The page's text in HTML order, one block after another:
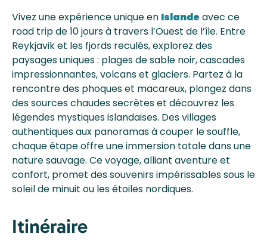
Vivez une expérience unique en Islande avec ce
road trip de 10 jours à travers l’Ouest de l’île. Entre
Reykjavik et les fjords reculés, explorez des
paysages uniques : plages de sable noir, cascades
impressionnantes, volcans et glaciers. Partez à la
rencontre des phoques et macareux, plongez dans
des sources chaudes secrètes et découvrez les
légendes mystiques islandaises. Des villages
authentiques aux panoramas à couper le souffle,
chaque étape offre une immersion totale dans une
nature sauvage. Ce voyage, alliant aventure et
confort, promet des souvenirs impérissables sous le
soleil de minuit ou les étoiles nordiques.
Itinéraire